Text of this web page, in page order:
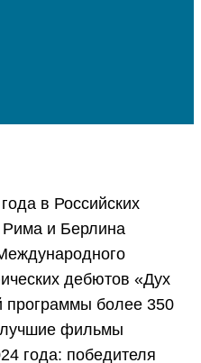
в Российских
Рима и Берлина
дебютов «Дух
программы более 350
лучшие фильмы
года: победителя